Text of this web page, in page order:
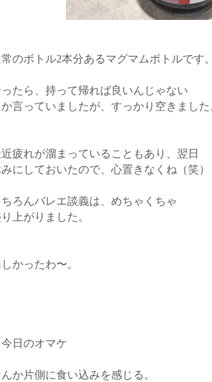
のボトル2本分あるマグマムボトルです
たら、持って帰れば良いんじゃない
か言っていましたが、すっかり空きまし
疲れが溜まっていることもあり、翌日
にしておいたので、心置きなくね（笑）
ちろんバレエ談義は、めちゃくちゃ
上がりました。
かったわ〜。
日のオマケ
か片側に食い込みを感じる。